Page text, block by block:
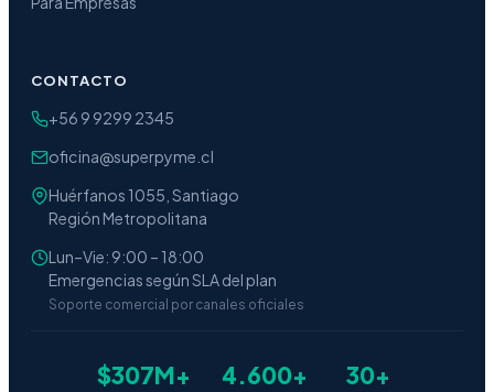
CONTACTO
+56 9 9299 2345
oficina@superpyme.cl
Huérfanos 1055, Santiago
Región Metropolitana
Lun–Vie: 9:00 – 18:00
Emergencias según SLA del plan
Soporte comercial por canales oficiales
$307M+ 4.600+ 30+